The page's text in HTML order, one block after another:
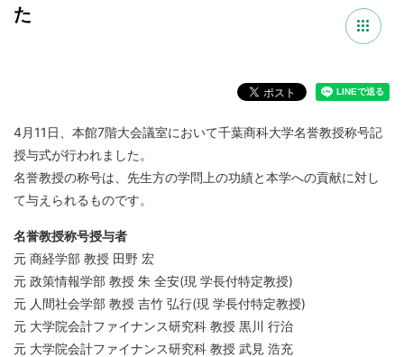
た
4月11日、本館7階大会議室において千葉商科大学名誉教授称号記
授与式が行われました。
名誉教授の称号は、先生方の学問上の功績と本学への貢献に対し
て与えられるものです。
名誉教授称号授与者
元 商経学部 教授 田野 宏
元 政策情報学部 教授 朱 全安(現 学長付特定教授)
元 人間社会学部 教授 吉竹 弘行(現 学長付特定教授)
元 大学院会計ファイナンス研究科 教授 黒川 行治
元 大学院会計ファイナンス研究科 教授 武見 浩充